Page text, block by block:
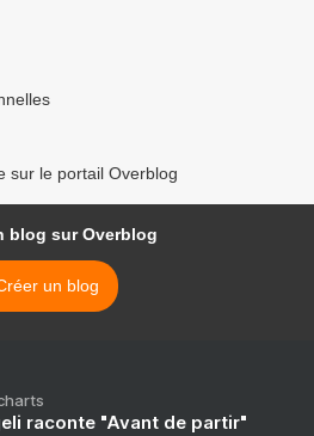
sur le portail Overblog
blog sur Overblog
un blog
raconte "Avant de partir"